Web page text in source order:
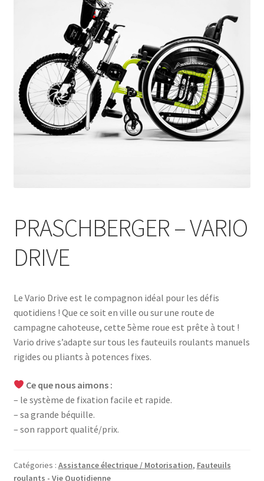
PRASCHBERGER – VARIO
DRIVE
Le Vario Drive est le compagnon idéal pour les défis
quotidiens ! Que ce soit en ville ou sur une route de
campagne cahoteuse, cette 5ème roue est prête à tout !
Vario drive s’adapte sur tous les fauteuils roulants manuels
rigides ou pliants à potences fixes.
Ce que nous aimons :
– le système de fixation facile et rapide.
– sa grande béquille.
– son rapport qualité/prix.
Catégories : Assistance électrique / Motorisation, Fauteuils
roulants - Vie Quotidienne